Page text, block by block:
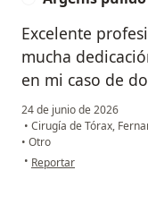
Excelente
mucha
en mi caso de
24 de junio de 2026
• Cirugía de Tórax,
• Otro
• en opinión del usuario
Reportar